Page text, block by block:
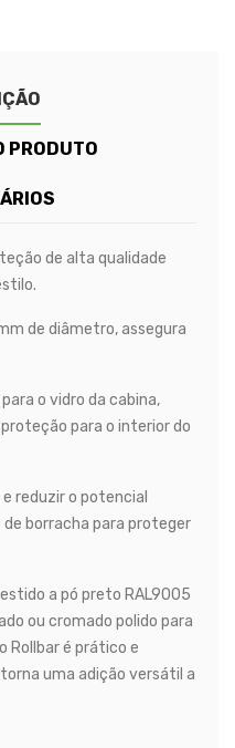
PRODUTO
de alta qualidade
de diâmetro, assegura
o vidro da cabina,
para o interior do
reduzir o potencial
borracha para proteger
a pó preto RAL9005
ou cromado polido para
Rollbar é prático e
uma adição versátil a